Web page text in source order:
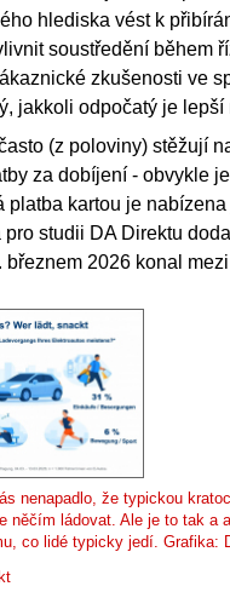
hlediska vést k
soustředění během
zkušenosti ve
jakkoli odpočatý je
(z poloviny) stěžují
za dobíjení - obvykle
platba kartou je
pro studii DA Direktu
březnem 2026 konal
nenapadlo, že typickou
něčím ládovat. Ale je to tak
co lidé typicky jedí. Grafika: